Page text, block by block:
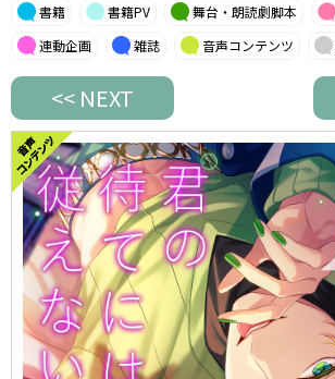
書籍
書籍PV 舞台・朗読劇脚本
連動企画
雑誌 音声コンテンツ
<< NEXT